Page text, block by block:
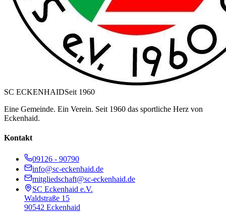
SC ECKENHAIDSeit 1960
Eine Gemeinde. Ein Verein. Seit 1960 das sportliche Herz von
Eckenhaid.
Kontakt
09126 - 90790
info@sc-eckenhaid.de
mitgliedschaft@sc-eckenhaid.de
SC Eckenhaid e.V.
Waldstraße 15
90542 Eckenhaid